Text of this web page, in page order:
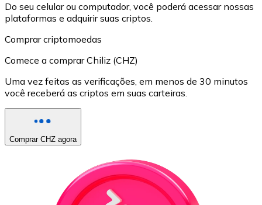
Do seu celular ou computador, você poderá acessar nossas
plataformas e adquirir suas criptos.
Comprar criptomoedas
Comece a comprar Chiliz (CHZ)
Uma vez feitas as verificações, em menos de 30 minutos
você receberá as criptos em suas carteiras.
Comprar CHZ agora